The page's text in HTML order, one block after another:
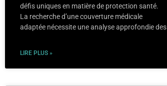
défis uniques en matière de protection santé.
La recherche d’une couverture médicale
adaptée nécessite une analyse approfondie des
LIRE PLUS »